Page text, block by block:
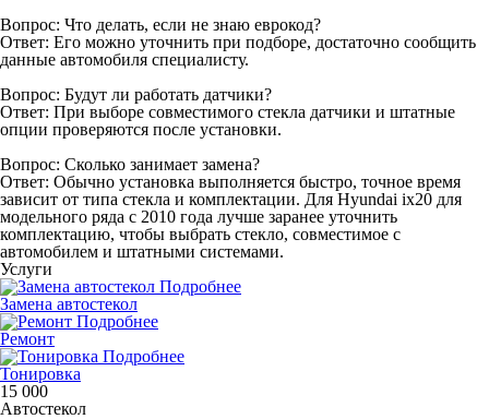
Вопрос: Что делать, если не знаю еврокод?
Ответ: Его можно уточнить при подборе, достаточно сообщить
данные автомобиля специалисту.
Вопрос: Будут ли работать датчики?
Ответ: При выборе совместимого стекла датчики и штатные
опции проверяются после установки.
Вопрос: Сколько занимает замена?
Ответ: Обычно установка выполняется быстро, точное время
зависит от типа стекла и комплектации. Для Hyundai ix20 для
модельного ряда с 2010 года лучше заранее уточнить
комплектацию, чтобы выбрать стекло, совместимое с
автомобилем и штатными системами.
Услуги
Подробнее
Замена автостекол
Подробнее
Ремонт
Подробнее
Тонировка
15 000
Автостекол